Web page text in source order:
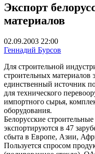
Экспорт
материалов
02.09.2003 22:00
Геннадий Бурсов
Для строительной
строительных материалов
единственный источник
для технического
импортного сырья,
оборудования.
Белорусские
экспортируются в 47
сбыта в Европе, Азии,
Пользуется спросом